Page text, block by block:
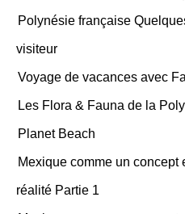
Polynésie française
visiteur
Voyage de vacances avec
Les Flora & Fauna de la
Planet Beach
Mexique comme un concept
réalité Partie 1